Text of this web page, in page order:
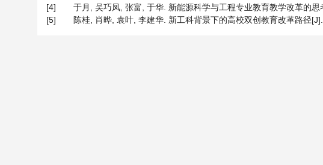
[4]
于月, 吴巧凤, 张富, 于华. 新能源科学与工程专业教育教学改革的
[5]
陈桂, 肖晔, 袁叶, 李建华. 新工科背景下的高校双创教育改革路径